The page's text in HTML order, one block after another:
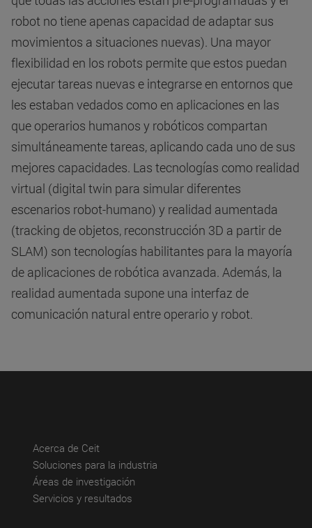
robot no tiene apenas capacidad de adaptar sus
movimientos a situaciones nuevas). Una mayor
flexibilidad en los robots permite que estos puedan
ejecutar tareas nuevas e integrarse en entornos que
les estaban vedados como en aplicaciones en las
que operarios humanos y robóticos compartan
simultáneamente tareas, aplicando cada uno de sus
mejores capacidades. Las tecnologías como realidad
virtual (digital twin para simular diferentes
escenarios robot-humano) y realidad aumentada
(tracking de objetos, reconstrucción 3D a partir de
SLAM) son tecnologías habilitantes para la mayoría
de aplicaciones de robótica avanzada. Además, la
realidad aumentada supone una interfaz de
comunicación natural entre operario y robot.
Acerca de Ceit(abre en nueva ventana)
Soluciones para la industria
Áreas de investigación
Servicios y resultados